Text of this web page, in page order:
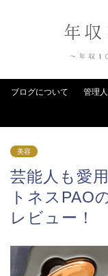
ブログについて 管理
美容
芸能人も愛
トネスPAO
レビュー！